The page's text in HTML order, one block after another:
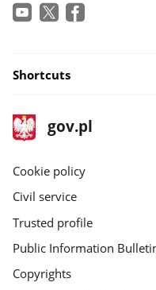
Shortcuts
footer
gov.pl
Main
gov.pl
Cookie policy
Civil service
Trusted profile
Public Information
Copyrights